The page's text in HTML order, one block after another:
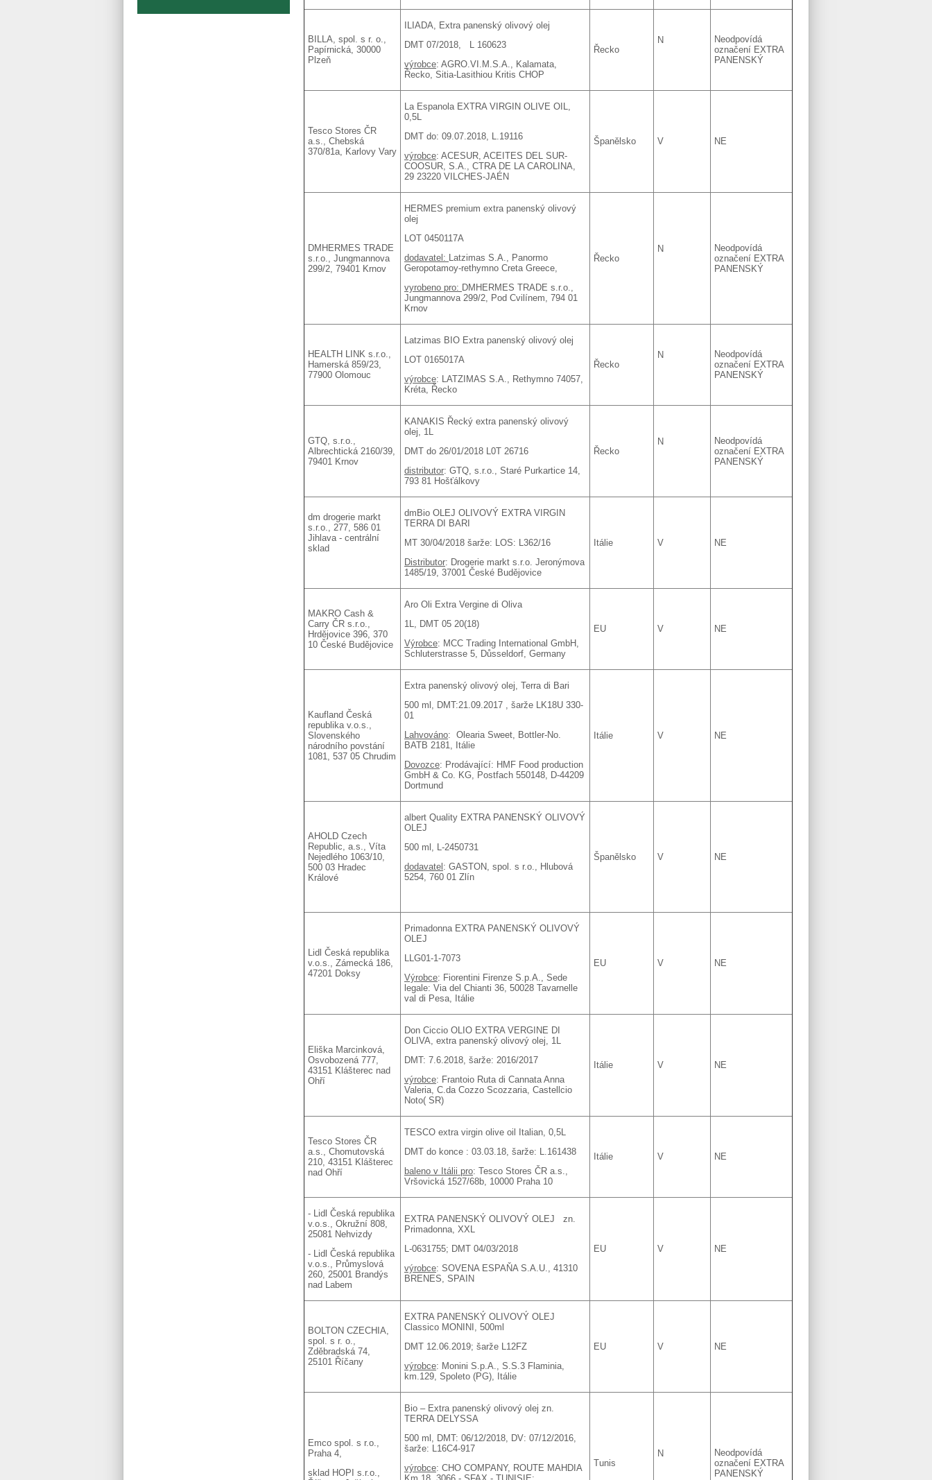
BILLA, spol. s r. o.,
Papírnická, 30000
Plzeň
ILIADA, Extra panenský olivový olej
DMT 07/2018, L 160623
výrobce: AGRO.VI.M.S.A., Kalamata,
Řecko, Sitia-Lasithiou Kritis CHOP
Řecko
N
Neodpovídá
označení EXTRA
PANENSKÝ
Tesco Stores ČR
a.s., Chebská
370/81a, Karlovy Vary
La Espanola EXTRA VIRGIN OLIVE OIL,
0,5L
DMT do: 09.07.2018, L.19116
výrobce: ACESUR, ACEITES DEL SUR-
COOSUR, S.A., CTRA DE LA CAROLINA,
29 23220 VILCHES-JAÉN
Španělsko V NE
DMHERMES TRADE
s.r.o., Jungmannova
299/2, 79401 Krnov
HERMES premium extra panenský olivový
olej
LOT 0450117A
dodavatel: Latzimas S.A., Panormo
Geropotamoy-rethymno Creta Greece,
vyrobeno pro: DMHERMES TRADE s.r.o.,
Jungmannova 299/2, Pod Cvilínem, 794 01
Krnov
Řecko
N
Neodpovídá
označení EXTRA
PANENSKÝ
HEALTH LINK s.r.o.,
Hamerská 859/23,
77900 Olomouc
Latzimas BIO Extra panenský olivový olej
LOT 0165017A
výrobce: LATZIMAS S.A., Rethymno 74057,
Kréta, Řecko
Řecko
N
Neodpovídá
označení EXTRA
PANENSKÝ
GTQ, s.r.o.,
Albrechtická 2160/39,
79401 Krnov
KANAKIS Řecký extra panenský olivový
olej, 1L
DMT do 26/01/2018 L0T 26716
distributor: GTQ, s.r.o., Staré Purkartice 14,
793 81 Hošťálkovy
Řecko
N
Neodpovídá
označení EXTRA
PANENSKÝ
dm drogerie markt
s.r.o., 277, 586 01
Jihlava - centrální
sklad
dmBio OLEJ OLIVOVÝ EXTRA VIRGIN
TERRA DI BARI
MT 30/04/2018 šarže: LOS: L362/16
Distributor: Drogerie markt s.r.o. Jeronýmova
1485/19, 37001 České Budějovice
Itálie V NE
MAKRO Cash &
Carry ČR s.r.o.,
Hrdějovice 396, 370
10 České Budějovice
Aro Oli Extra Vergine di Oliva
1L, DMT 05 20(18)
Výrobce: MCC Trading International GmbH,
Schluterstrasse 5, Důsseldorf, Germany
EU V NE
Kaufland Česká
republika v.o.s.,
Slovenského
národního povstání
1081, 537 05 Chrudim
Extra panenský olivový olej, Terra di Bari
500 ml, DMT:21.09.2017 , šarže LK18U 330-
01
Lahvováno: Olearia Sweet, Bottler-No.
BATB 2181, Itálie
Dovozce: Prodávající: HMF Food production
GmbH & Co. KG, Postfach 550148, D-44209
Dortmund
Itálie V NE
AHOLD Czech
Republic, a.s., Víta
Nejedlého 1063/10,
500 03 Hradec
Králové
albert Quality EXTRA PANENSKÝ OLIVOVÝ
OLEJ
500 ml, L-2450731
dodavatel : GASTON, spol. s r.o., Hlubová
5254, 760 01 Zlín
Španělsko V NE
Lidl Česká republika
v.o.s., Zámecká 186,
47201 Doksy
Primadonna EXTRA PANENSKÝ OLIVOVÝ
OLEJ
LLG01-1-7073
Výrobce: Fiorentini Firenze S.p.A., Sede
legale: Via del Chianti 36, 50028 Tavarnelle
val di Pesa, Itálie
EU V NE
Eliška Marcinková,
Osvobozená 777,
43151 Klášterec nad
Ohří
Don Ciccio OLIO EXTRA VERGINE DI
OLIVA, extra panenský olivový olej, 1L
DMT: 7.6.2018, šarže: 2016/2017
výrobce: Frantoio Ruta di Cannata Anna
Valeria, C.da Cozzo Scozzaria, Castellcio
Noto( SR)
Itálie V NE
Tesco Stores ČR
a.s., Chomutovská
210, 43151 Klášterec
nad Ohří
TESCO extra virgin olive oil Italian, 0,5L
DMT do konce : 03.03.18, šarže: L.161438
baleno v Itálii pro: Tesco Stores ČR a.s.,
Vršovická 1527/68b, 10000 Praha 10
Itálie V NE
- Lidl Česká republika
v.o.s., Okružní 808,
25081 Nehvizdy
- Lidl Česká republika
v.o.s., Průmyslová
260, 25001 Brandýs
nad Labem
EXTRA PANENSKÝ OLIVOVÝ OLEJ zn.
Primadonna, XXL
L-0631755; DMT 04/03/2018
výrobce: SOVENA ESPAŇA S.A.U., 41310
BRENES, SPAIN
EU V NE
BOLTON CZECHIA,
spol. s r. o.,
Zděbradská 74,
25101 Říčany
EXTRA PANENSKÝ OLIVOVÝ OLEJ
Classico MONINI, 500ml
DMT 12.06.2019; šarže L12FZ
výrobce: Monini S.p.A., S.S.3 Flaminia,
km.129, Spoleto (PG), Itálie
EU V NE
Emco spol. s r.o.,
Praha 4,
sklad HOPI s.r.o.,
Bio – Extra panenský olivový olej zn.
TERRA DELYSSA
500 ml, DMT: 06/12/2018, DV: 07/12/2016,
šarže: L16C4-917
výrobce: CHO COMPANY, ROUTE MAHDIA
Tunis
N
Neodpovídá
označení EXTRA
PANENSKÝ